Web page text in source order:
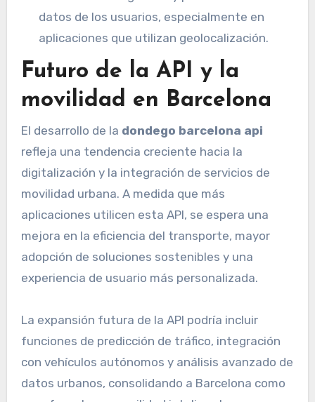
datos de los usuarios, especialmente en
aplicaciones que utilizan geolocalización.
Futuro de la API y la
movilidad en Barcelona
El desarrollo de la dondego barcelona api
refleja una tendencia creciente hacia la
digitalización y la integración de servicios de
movilidad urbana. A medida que más
aplicaciones utilicen esta API, se espera una
mejora en la eficiencia del transporte, mayor
adopción de soluciones sostenibles y una
experiencia de usuario más personalizada.
La expansión futura de la API podría incluir
funciones de predicción de tráfico, integración
con vehículos autónomos y análisis avanzado de
datos urbanos, consolidando a Barcelona como